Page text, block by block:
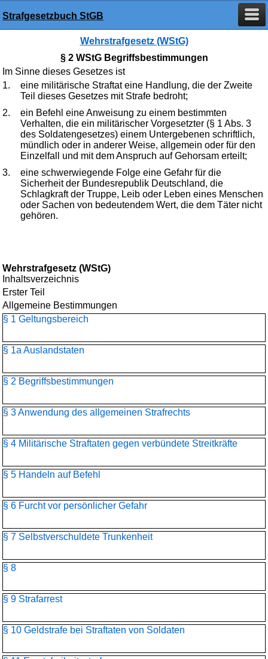
Strafgesetzbuch StGB
Wehrstrafgesetz (WStG)
§ 2 WStG Begriffsbestimmungen
Im Sinne dieses Gesetzes ist
1.
eine militärische Straftat eine Handlung, die der Zweite
Teil dieses Gesetzes mit Strafe bedroht;
2.
ein Befehl eine Anweisung zu einem bestimmten
Verhalten, die ein militärischer Vorgesetzter (§ 1 Abs. 3
des Soldatengesetzes) einem Untergebenen schriftlich,
mündlich oder in anderer Weise, allgemein oder für den
Einzelfall und mit dem Anspruch auf Gehorsam erteilt;
3.
eine schwerwiegende Folge eine Gefahr für die
Sicherheit der Bundesrepublik Deutschland, die
Schlagkraft der Truppe, Leib oder Leben eines Menschen
oder Sachen von bedeutendem Wert, die dem Täter nicht
gehören.
Wehrstrafgesetz (WStG)
Inhaltsverzeichnis
Erster Teil
Allgemeine Bestimmungen
§ 1 Geltungsbereich
§ 1a Auslandstaten
§ 2 Begriffsbestimmungen
§ 3 Anwendung des allgemeinen Strafrechts
§ 4 Militärische Straftaten gegen verbündete Streitkräfte
§ 5 Handeln auf Befehl
§ 6 Furcht vor persönlicher Gefahr
§ 7 Selbstverschuldete Trunkenheit
§ 8
§ 9 Strafarrest
§ 10 Geldstrafe bei Straftaten von Soldaten